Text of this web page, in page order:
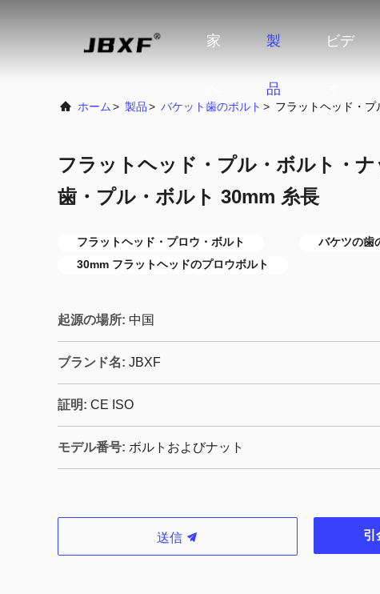
家 製
品
ビデ
ホーム > 製品> バケット歯のボルト > フラットヘッド・
フラットヘッド・プル・ボルト・ナ
歯・プル・ボルト 30mm 糸長
フラットヘッド・プロウ・ボルト
バケツの歯
30mm フラットヘッドのプロウボルト
起源の場所: 中国
ブランド名: JBXF
証明: CE ISO
モデル番号: ボルトおよびナット
送信 引